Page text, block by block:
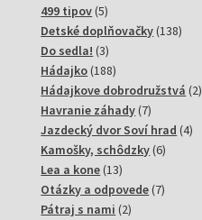
produktov
499 tipov 55
produktov
Detské doplňovačky 138138
Do sedla! 33
produkty
Hádajko 188188
produktov
Hádajkove dobrodružstvá 22
Havranie záhady 77
produktov
Jazdecký dvor Soví hrad 44
Kamošky, schôdzky 66
Lea a kone 1313
produktov
Otázky a odpovede 77
Pátraj s nami 22